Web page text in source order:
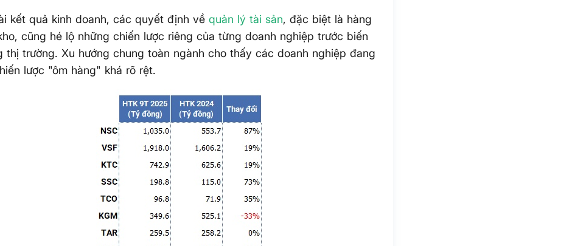
kết quả kinh doanh, các quyết định vềquản lý tài sản, đặc biệt là hàng
cũng hé lộ những chiến lược riêng của từng doanh nghiệp trước biến
thị trường. Xu hướng chung toàn ngành cho thấy các doanh nghiệp đang
lược "ôm hàng" khá rõ rệt.